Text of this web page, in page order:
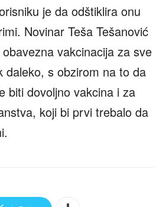
je da odštiklira onu
Novinar Teša Tešanović
vakcinacija za sve
daleko, s obzirom na to da
biti dovoljno vakcina i za
koji bi prvi trebalo da